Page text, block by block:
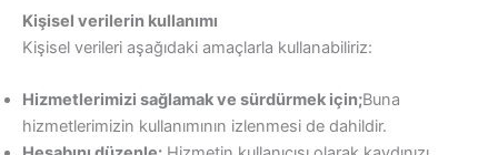
Kişisel verilerin kullanımı
Kişisel verileri aşağıdaki amaçlarla kullanabiliriz:
Hizmetlerimizi sağlamak ve sürdürmek için;Buna
hizmetlerimizin kullanımının izlenmesi de dahildir.